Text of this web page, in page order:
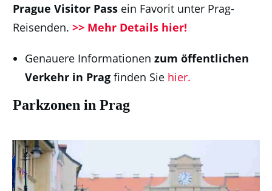
Prague Visitor Pass ein Favorit unter Prag-
Reisenden. >> Mehr Details hier!
Genauere Informationen zum öffentlichen
Verkehr in Prag finden Sie hier.
Parkzonen in Prag